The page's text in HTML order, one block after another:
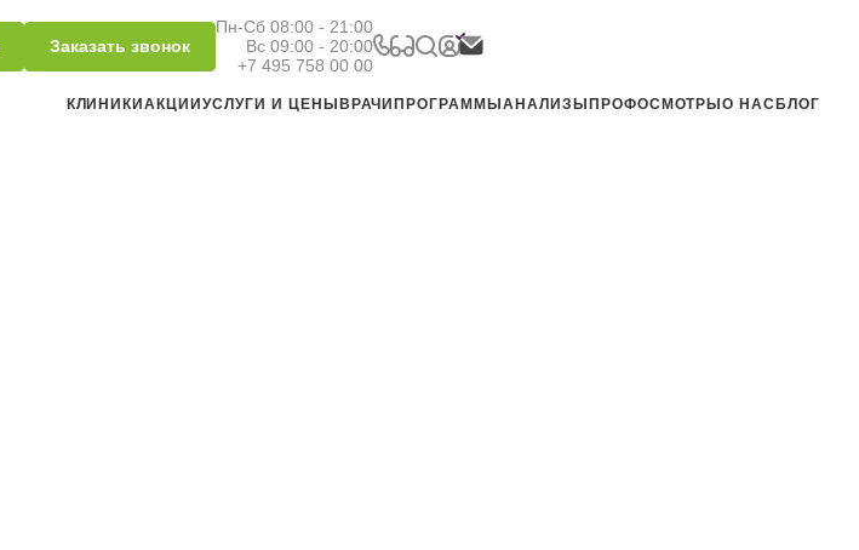
Заказать звонок
Пн-Сб 08:00 - 21:00
Вс 09:00 - 20:00
+7 495 758 00 00
КЛИНИКИАКЦИИУСЛУГИ И ЦЕНЫ ВРАЧИ ПРОГРАММЫАНАЛИЗЫ ПРОФОСМОТРЫО НАС БЛОГ